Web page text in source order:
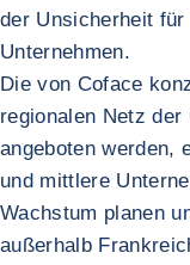
der Unsicherheit
Unternehmen.
Die von Coface
regionalen Netz
angeboten werden,
und mittlere
Wachstum planen
außerhalb